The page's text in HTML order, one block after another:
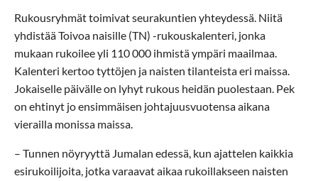
Rukousryhmät toimivat seurakuntien yhteydessä. Niitä
yhdistää Toivoa naisille (TN) -rukouskalenteri, jonka
mukaan rukoilee yli 110 000 ihmistä ympäri maailmaa.
Kalenteri kertoo tyttöjen ja naisten tilanteista eri maissa.
Jokaiselle päivälle on lyhyt rukous heidän puolestaan. Pek
on ehtinyt jo ensimmäisen johtajuusvuotensa aikana
vierailla monissa maissa.
– Tunnen nöyryyttä Jumalan edessä, kun ajattelen kaikkia
esirukoilijoita, jotka varaavat aikaa rukoillakseen naisten